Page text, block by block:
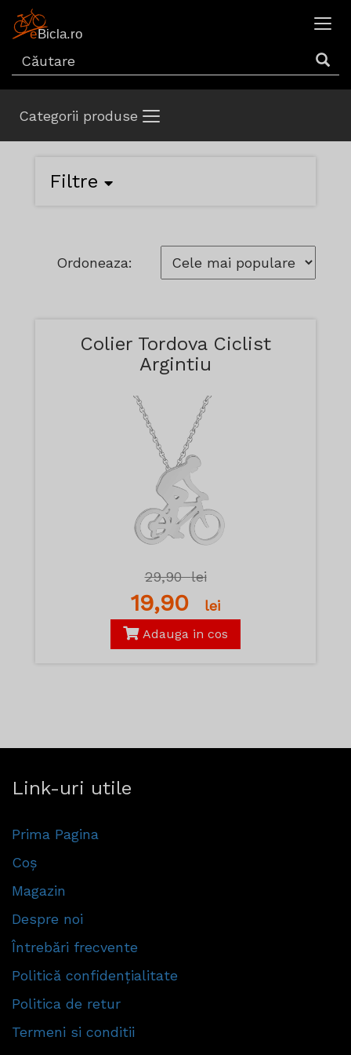
Categorii produse
Filtre
Ordoneaza:
Colier Tordova Ciclist
Argintiu
29,90lei
19,90 lei
Adauga in cos
Link-uri utile
Prima Pagina
Coș
Magazin
Despre noi
Întrebări frecvente
Politică confidențialitate
Politica de retur
Termeni si conditii